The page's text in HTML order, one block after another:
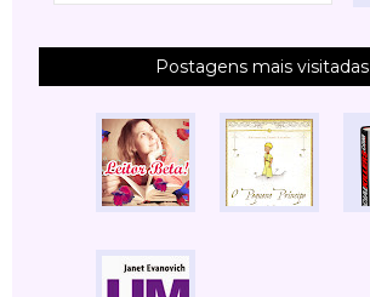
Postagens mais visitadas